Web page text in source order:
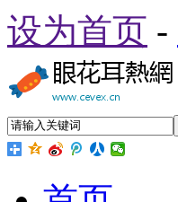
设为首页 -